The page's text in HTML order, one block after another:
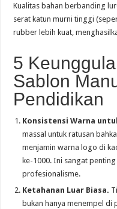
Kualitas bahan berbanding
serat katun murni tinggi
rubber lebih kuat,
5
Sablon
Pendidikan
Konsistensi Warna
massal untuk ratusan
menjamin warna logo di
ke-1000. Ini sangat
profesionalisme.
Ketahanan Luar Biasa.
bukan hanya menempel di